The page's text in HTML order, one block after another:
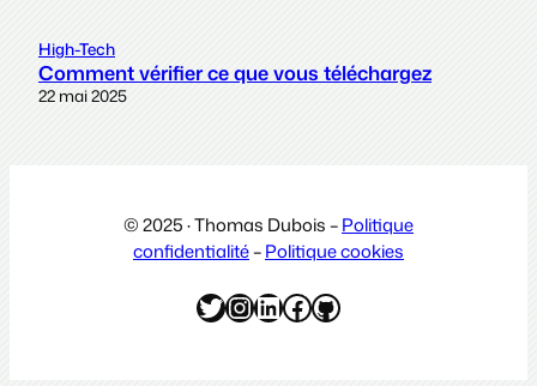
High-Tech
Comment vérifier ce que vous téléchargez
22 mai 2025
© 2025 · Thomas Dubois –Politique
confidentialité–Politique cookies
Twitter
Instagram
LinkedIn
Facebook
GitHub